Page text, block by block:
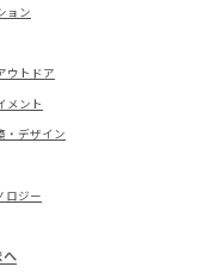
ョン
ウトドア
メント
・デザイン
ロジー
へ